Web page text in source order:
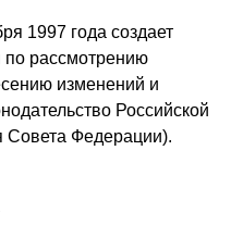
1997 года создает
рассмотрению
изменений и
Российской
Совета Федерации).